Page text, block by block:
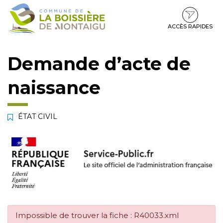
Gestion des traceurs
Aller
Aller
contenu
Aller
pied
ACCÈS RAPIDES
Demande d’acte de
naissance
ÉTAT CIVIL
Impossible de trouver la fiche : R40033.xml